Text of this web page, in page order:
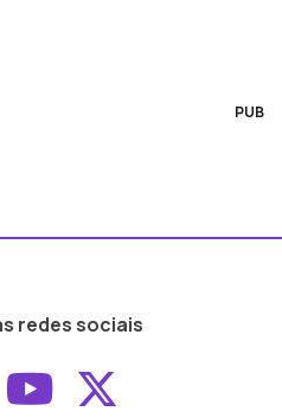
PUB
redes sociais
ao ao
Aceder ao